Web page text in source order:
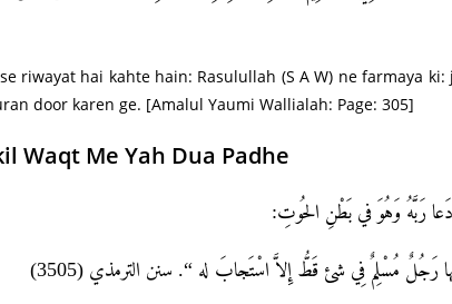
riwayat hai kahte hain: Rasulullah (S A W) ne farmaya
door karen ge. [Amalul Yaumi Wallialah: Page: 305]
Waqt Me Yah Dua Padhe
رَبَّهُ وَهُوَ في بَطْنِ الحُوتِ:
رَجُلٌ مُسْلِمٌ فِي شئ قَطُّ إِلاَّ اسْتَجابَ له “. سنن الترمذي (3505)